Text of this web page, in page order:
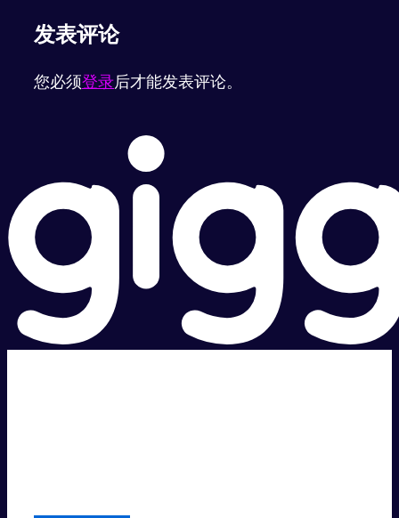
发表评论
您必须登录后才能发表评论。